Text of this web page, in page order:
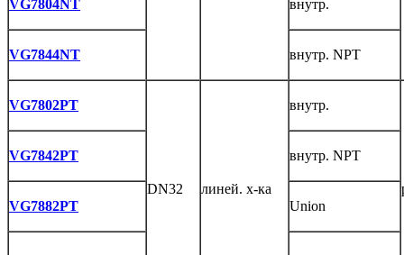
VG7804NT внутр.
VG7844NT внутр. NPT
VG7802PT
DN32 линей. х-ка
внутр.
VG7842PT внутр. NPT
VG7882PT Union